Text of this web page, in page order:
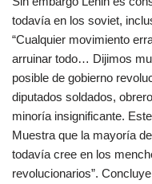
todavía en los soviet,
“Cualquier movimiento
arruinar todo… Dijimos
posible de gobierno
diputados soldados,
minoría insignificante.
Muestra que la mayoría
todavía cree en los
revolucionarios”.